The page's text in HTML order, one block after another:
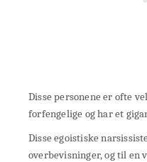
Disse personene er ofte
forfengelige og har et
Disse egoistiske
overbevisninger, og til en